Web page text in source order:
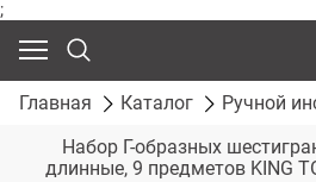
;
Главная Каталог Ручной
Набор Г-образных
длинные, 9 предметов KING